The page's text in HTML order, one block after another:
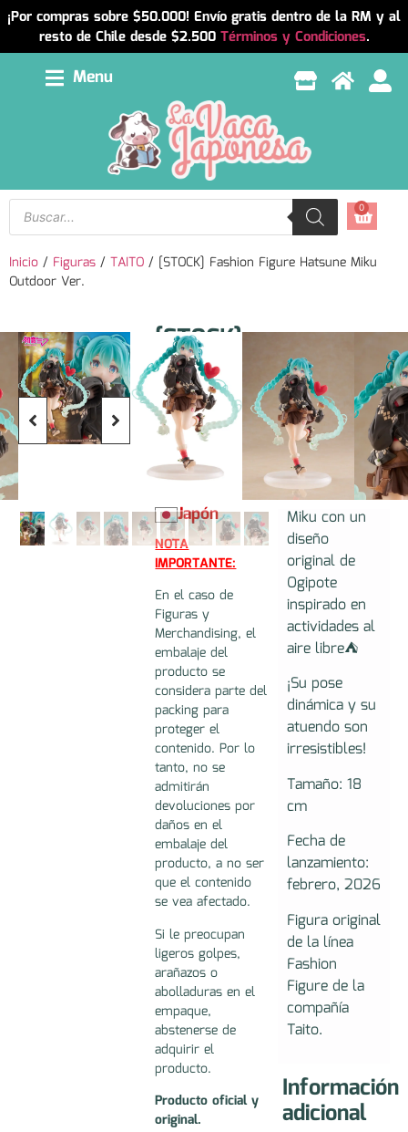
¡Por compras sobre $50.000! Envío gratis dentro de la RM y al
resto de Chile desde $2.500 Términos y Condiciones.
Menu
0
Inicio / Figuras / TAITO / [STOCK] Fashion Figure Hatsune Miku
Outdoor Ver.
[STOCK]
Fashion
Figure
Hatsune
Miku
Outdoor
Ver.
Japón
NOTA
IMPORTANTE:
En el caso de
Figuras y
Merchandising, el
embalaje del
producto se
considera parte del
packing para
proteger el
contenido. Por lo
tanto, no se
admitirán
devoluciones por
daños en el
embalaje del
producto, a no ser
que el contenido
se vea afectado.
Si le preocupan
ligeros golpes,
arañazos o
abolladuras en el
empaque,
abstenerse de
adquirir el
producto.
Producto oficial y
original.
Resumen
Fashion
Figure
Hatsune Miku
Outdoor Ver.
Nueva figura
de Hatsune
Miku con un
diseño
original de
Ogipote
inspirado en
actividades al
aire libre⛺
¡Su pose
dinámica y su
atuendo son
irresistibles!
Tamaño: 18
cm
Fecha de
lanzamiento:
febrero, 2026
Figura original
de la línea
Fashion
Figure de la
compañía
Taito.
Información
adicional